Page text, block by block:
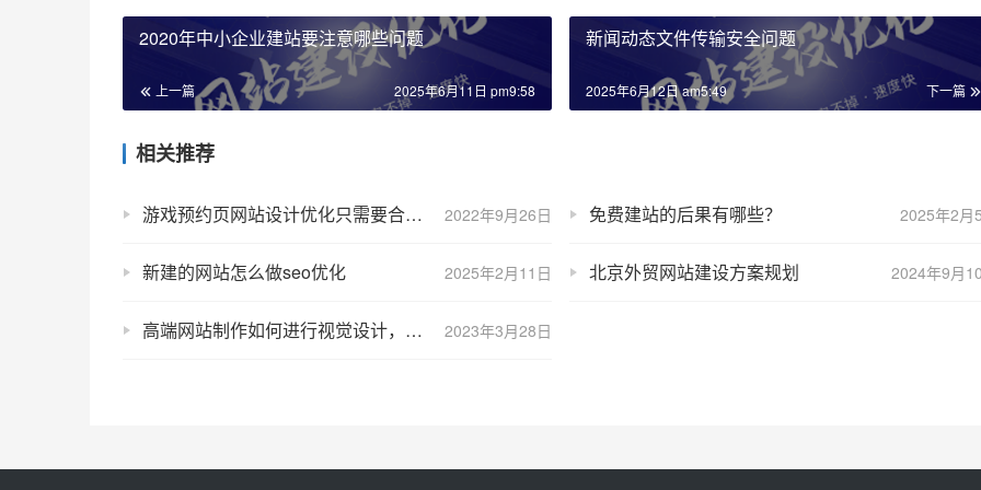
2020年中小企业建站要注意哪些问题
上一篇 2025年6月11日 pm9:58
新闻动态文件传输安全问题
下一篇
2025年6月12日 am5:49
相关推荐
2022年9月26日
游戏预约页网站设计优化只需要合理的优化和推广 2025年2月
免费建站的后果有哪些？
2025年2月11日
新建的网站怎么做seo优化 2024年9月
北京外贸网站建设方案规划
2023年3月28日
高端网站制作如何进行视觉设计，有哪些可以借鉴的模板？